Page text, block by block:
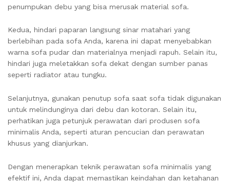
penumpukan debu yang bisa merusak material sofa.
Kedua, hindari paparan langsung sinar matahari yang
berlebihan pada sofa Anda, karena ini dapat menyebabkan
warna sofa pudar dan materialnya menjadi rapuh. Selain itu,
hindari juga meletakkan sofa dekat dengan sumber panas
seperti radiator atau tungku.
Selanjutnya, gunakan penutup sofa saat sofa tidak digunakan
untuk melindunginya dari debu dan kotoran. Selain itu,
perhatikan juga petunjuk perawatan dari produsen sofa
minimalis Anda, seperti aturan pencucian dan perawatan
khusus yang dianjurkan.
Dengan menerapkan teknik perawatan sofa minimalis yang
efektif ini, Anda dapat memastikan keindahan dan ketahanan